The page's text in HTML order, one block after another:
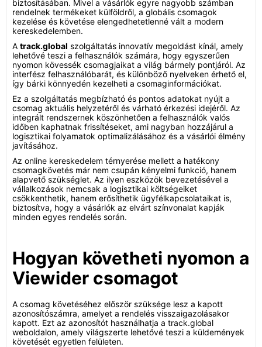
biztosításában. Mivel a vásárlók egyre nagyobb számban
rendelnek termékeket külföldről, a globális csomagok
kezelése és követése elengedhetetlenné vált a modern
kereskedelemben.
A track.global szolgáltatás innovatív megoldást kínál, amely
lehetővé teszi a felhasználók számára, hogy egyszerűen
nyomon kövessék csomagjaikat a világ bármely pontjáról. Az
interfész felhasználóbarát, és különböző nyelveken érhető el,
így bárki könnyedén kezelheti a csomaginformációkat.
Ez a szolgáltatás megbízható és pontos adatokat nyújt a
csomag aktuális helyzetéről és várható érkezési idejéről. Az
integrált rendszernek köszönhetően a felhasználók valós
időben kaphatnak frissítéseket, ami nagyban hozzájárul a
logisztikai folyamatok optimalizálásához és a vásárlói élmény
javításához.
Az online kereskedelem térnyerése mellett a hatékony
csomagkövetés már nem csupán kényelmi funkció, hanem
alapvető szükséglet. Az ilyen eszközök bevezetésével a
vállalkozások nemcsak a logisztikai költségeiket
csökkenthetik, hanem erősíthetik ügyfélkapcsolataikat is,
biztosítva, hogy a vásárlók az elvárt színvonalat kapják
minden egyes rendelés során.
Hogyan követheti nyomon a
Viewider csomagot
A csomag követéséhez először szüksége lesz a kapott
azonosítószámra, amelyet a rendelés visszaigazolásakor
kapott. Ezt az azonosítót használhatja a track.global
weboldalon, amely világszerte lehetővé teszi a küldemények
követését egyetlen felületen.